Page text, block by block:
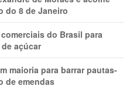
do 8 de Janeiro
do Brasil para
açúcar
maioria para barrar pautas-
de emendas